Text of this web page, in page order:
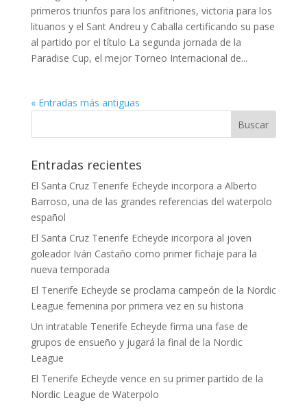
primeros triunfos para los anfitriones, victoria para los
lituanos y el Sant Andreu y Caballa certificando su pase
al partido por el título La segunda jornada de la
Paradise Cup, el mejor Torneo Internacional de...
« Entradas más antiguas
Entradas recientes
El Santa Cruz Tenerife Echeyde incorpora a Alberto
Barroso, una de las grandes referencias del waterpolo
español
El Santa Cruz Tenerife Echeyde incorpora al joven
goleador Iván Castaño como primer fichaje para la
nueva temporada
El Tenerife Echeyde se proclama campeón de la Nordic
League femenina por primera vez en su historia
Un intratable Tenerife Echeyde firma una fase de
grupos de ensueño y jugará la final de la Nordic
League
El Tenerife Echeyde vence en su primer partido de la
Nordic League de Waterpolo